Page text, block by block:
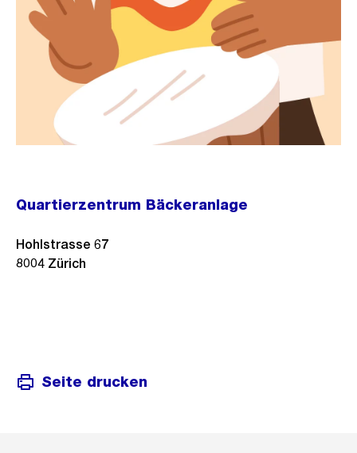
Quartierzentrum Bäckeranlage
Hohlstrasse 67
8004 Zürich
Seite drucken